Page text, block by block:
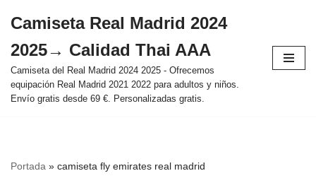
al
contenido
Camiseta Real Madrid 2024
2025→ Calidad Thai AAA
Camiseta del Real Madrid 2024 2025 - Ofrecemos
equipación Real Madrid 2021 2022 para adultos y niños.
Envío gratis desde 69 €. Personalizadas gratis.
Portada » camiseta fly emirates real madrid